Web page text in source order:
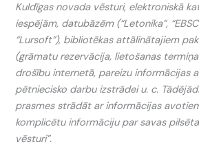
Kuldīgas novada vēsturi, elektroniskā
iespējām, datubāzēm (“Letonika”,
“Lursoft”), bibliotēkas attālinātajiem
(grāmatu rezervācija, lietošanas
drošību internetā, pareizu informācijas
pētniecisko darbu izstrādei u. c.
prasmes strādāt ar informācijas
komplicētu informāciju par savas
vēsturi”.